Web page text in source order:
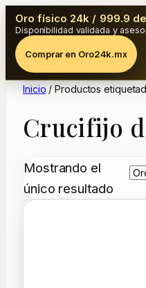
Oro físico 24k / 999.9
Disponibilidad validada y
Comprar en Oro24k.mx
Inicio / Productos
Crucifijo
Mostrando el
único resultado